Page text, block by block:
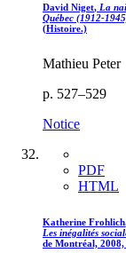
David Niget, La
Québec (1912-
(Histoire.)
Mathieu Peter
p. 527–529
Notice
PDF
HTML
Katherine Frohlich
Les inégalités
de Montréal,